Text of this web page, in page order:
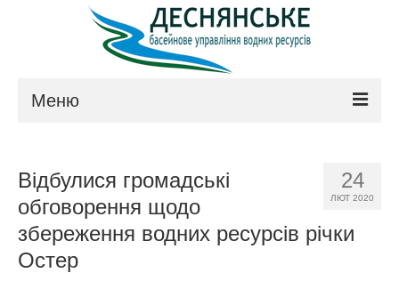
Меню
Керівництво
Положення
Структура
24
ЛЮТ 2020
Відбулися громадські
обговорення щодо
збереження водних ресурсів річки
Остер